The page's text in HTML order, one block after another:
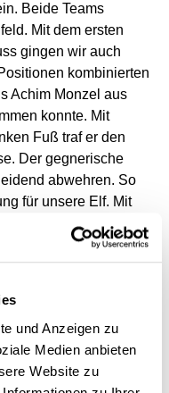
und Anzeigen zu
Medien anbieten
Website zu
Beide Teams
Mit dem ersten
gingen wir auch
kombinierten
Achim Monzel aus
konnte. Mit
Fuß traf er den
Der gegnerische
abwehren. So
für unsere Elf. Mit
die ersten
kam recht wenig,
dem 2:0 durch Julian
quasi